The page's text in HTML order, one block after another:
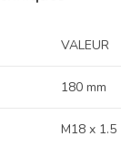
VALEUR
180 mm
M18 x 1.5